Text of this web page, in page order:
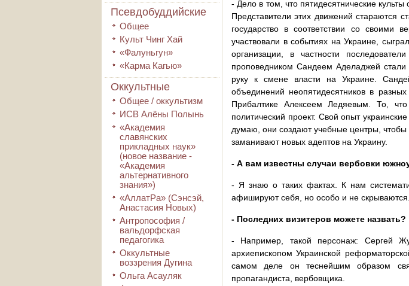
Псевдобуддийские
Общее
Культ Чинг Хай
«Фалуньгун»
«Карма Кагью»
Оккультные
Общее / оккультизм
ИСВ Алёны Полынь
«Академия
славянских
прикладных наук»
(новое название -
«Академия
альтернативного
знания»)
«АллатРа» (Сэнсэй,
Анастасия Новых)
Антропософия /
вальдорфская
педагогика
Оккультные
воззрения Дугина
Ольга Асауляк
- Дело в том, что пятидесятнические
Представители этих движений стараются
государство в соответствии со своими
участвовали в событиях на Украине,
организации, в частности
проповедником Сандеем Аделаджей
руку к смене власти на Украине.
объединений неопятидесятников в
Прибалтике Алексеем Ледяевым. То,
политический проект. Свой опыт
думаю, они создают учебные центры,
заманивают новых адептов на Украину.
- А вам известны случаи вербовки
- Я знаю о таких фактах. К нам
афишируют себя, но особо и не
- Последних визитеров можете назвать?
- Например, такой персонаж: Сергей
архиепископом Украинской
самом деле он теснейшим образом
пропагандиста, вербовщика.